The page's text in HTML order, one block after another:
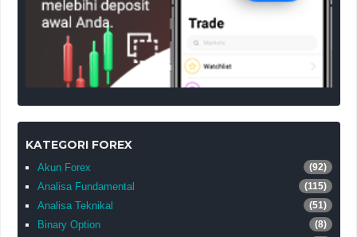
KATEGORI FOREX
Akun Forex (92)
Analisa Fundamental (115)
Analisa Teknikal (51)
Binary Option (8)